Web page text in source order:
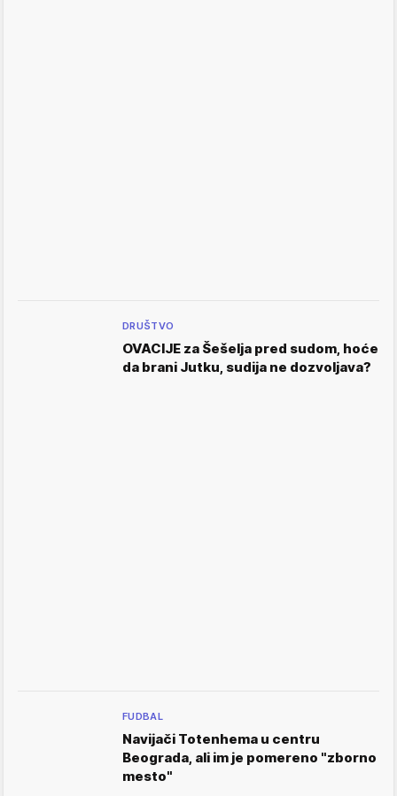
DRUŠTVO
OVACIJE za Šešelja pred sudom, hoće
da brani Jutku, sudija ne dozvoljava?
FUDBAL
Navijači Totenhema u centru
Beograda, ali im je pomereno "zborno
mesto"